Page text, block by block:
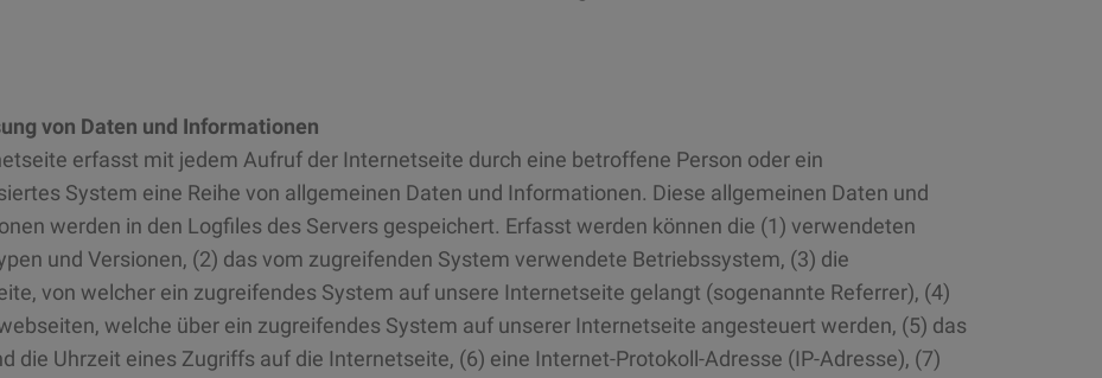
von Daten und Informationen
erfasst mit jedem Aufruf der Internetseite durch eine betroffene Person oder ein
System eine Reihe von allgemeinen Daten und Informationen. Diese allgemeinen Daten und
werden in den Logfiles des Servers gespeichert. Erfasst werden können die (1) verwendeten
und Versionen, (2) das vom zugreifenden System verwendete Betriebssystem, (3) die
von welcher ein zugreifendes System auf unsere Internetseite gelangt (sogenannte Referrer), (4)
welche über ein zugreifendes System auf unserer Internetseite angesteuert werden, (5) das
die Uhrzeit eines Zugriffs auf die Internetseite, (6) eine Internet-Protokoll-Adresse (IP-Adresse), (7)